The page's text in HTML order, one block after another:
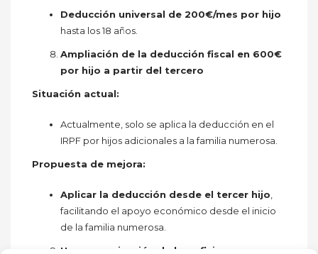
Deducción universal de 200€/mes por hijo
hasta los 18 años.
Ampliación de la deducción fiscal en 600€
por hijo a partir del tercero
Situación actual:
Actualmente, solo se aplica la deducción en el
IRPF por hijos adicionales a la familia numerosa.
Propuesta de mejora:
Aplicar la deducción desde el tercer hijo
facilitando el apoyo económico desde el inicio
de la familia numerosa.
Homogeneización de beneficios para